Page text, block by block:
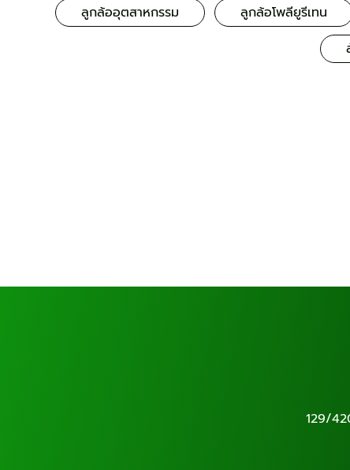
ลูกล้ออุตสาหกรรม ลูกล้อโพลียูรีเทน
129/